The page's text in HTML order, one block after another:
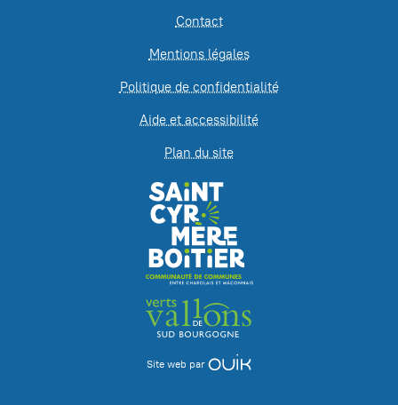
Contact
Mentions légales
Politique de confidentialité
Aide et accessibilité
Plan du site
Site web par